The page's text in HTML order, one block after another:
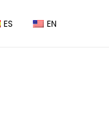
ES EN